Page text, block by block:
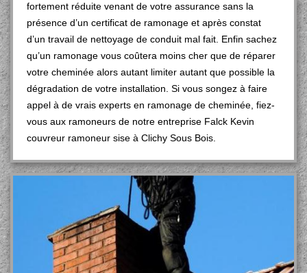
fortement réduite venant de votre assurance sans la
présence d’un certificat de ramonage et après constat
d’un travail de nettoyage de conduit mal fait. Enfin sachez
qu’un ramonage vous coûtera moins cher que de réparer
votre cheminée alors autant limiter autant que possible la
dégradation de votre installation. Si vous songez à faire
appel à de vrais experts en ramonage de cheminée, fiez-
vous aux ramoneurs de notre entreprise Falck Kevin
couvreur ramoneur sise à Clichy Sous Bois.